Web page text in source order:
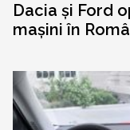
Dacia și Ford
mașini în